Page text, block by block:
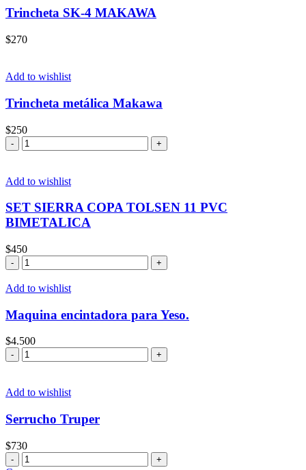
Trincheta SK-4 MAKAWA
$270
Add to wishlist
Trincheta metálica Makawa
$250
Trincheta
metálica
cantidad
Add to wishlist
SET SIERRA COPA TOLSEN 11 PVC
BIMETALICA
$450
SET
SIERRA
COPA
11
PVC
BIMETALICA
cantidad
Add to wishlist
Maquina encintadora para Yeso.
$4.500
Maquina
encintadora
Yeso.
Add to wishlist
Serrucho Truper
$730
Serrucho